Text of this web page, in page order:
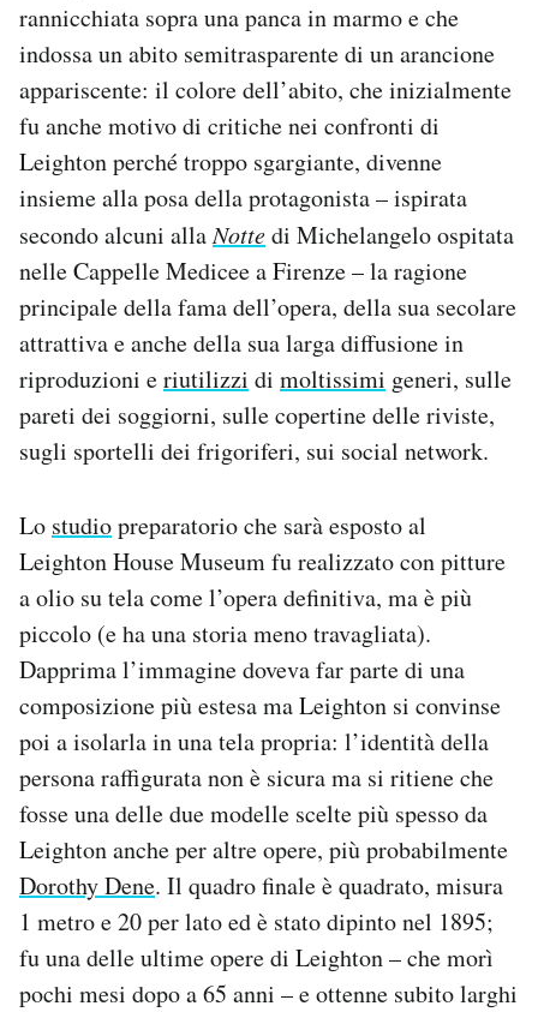
Hai bisogno di aiuto?
Esci
rannicchiata sopra una panca in marmo e che
indossa un abito semitrasparente di un arancione
appariscente: il colore dell’abito, che inizialmente
fu anche motivo di critiche nei confronti di
Leighton perché troppo sgargiante, divenne
insieme alla posa della protagonista – ispirata
secondo alcuni allaNottedi Michelangelo ospitata
nelle Cappelle Medicee a Firenze – la ragione
principale della fama dell’opera, della sua secolare
attrattiva e anche della sua larga diffusione in
riproduzioni eriutilizzi di moltissimi generi, sulle
pareti dei soggiorni, sulle copertine delle riviste,
sugli sportelli dei frigoriferi, sui social network.
Lo studiopreparatorio che sarà esposto al
Leighton House Museum fu realizzato con pitture
a olio su tela come l’opera definitiva, ma è più
piccolo (e ha una storia meno travagliata).
Dapprima l’immagine doveva far parte di una
composizione più estesa ma Leighton si convinse
poi a isolarla in una tela propria: l’identità della
persona raffigurata non è sicura ma si ritiene che
fosse una delle due modelle scelte più spesso da
Leighton anche per altre opere, più probabilmente
Dorothy Dene. Il quadro finale è quadrato, misura
1 metro e 20 per lato ed è stato dipinto nel 1895;
fu una delle ultime opere di Leighton – che morì
pochi mesi dopo a 65 anni – e ottenne subito larghi